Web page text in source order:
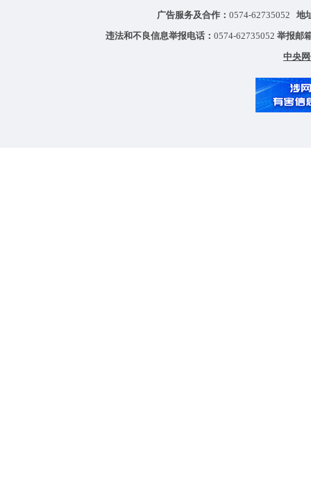
广告服务及合作： 0574-62735052 地
违法和不良信息举报电话： 0574-62735052 举报邮
中央